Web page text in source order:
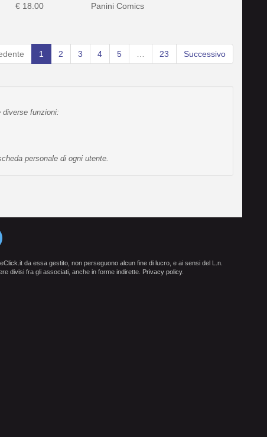
€ 18.00 Panini Comics
1 2 3 4 5 23 Successivo
funzioni:
personale di ogni utente.
da essa gestito, non perseguono alcun fine di lucro, e ai sensi del L.n.
divisi fra gli associati, anche in forme indirette. Privacy policy.